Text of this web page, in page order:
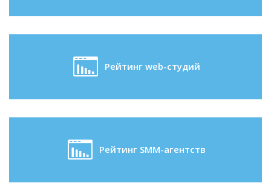
Рейтинг web-студий
Рейтинг SMM-агентств